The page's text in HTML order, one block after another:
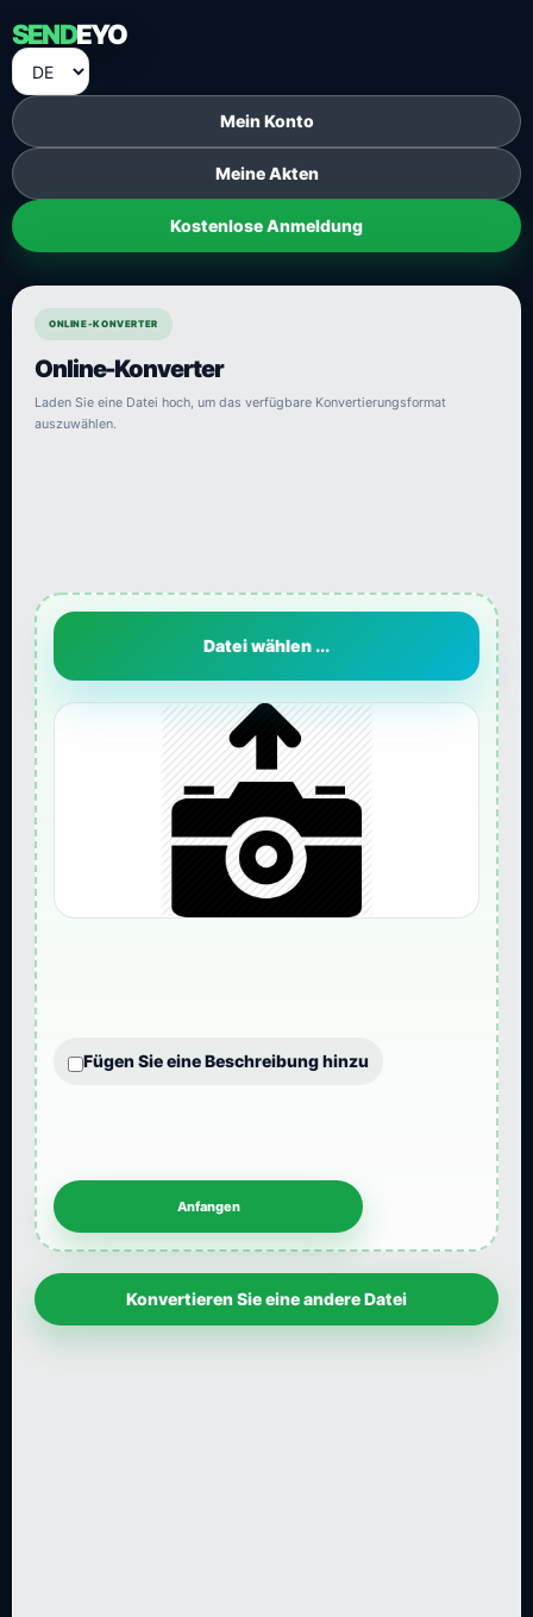
SENDEYO
Mein Konto
Meine Akten
Kostenlose Anmeldung
ONLINE-KONVERTER
Online-Konverter
Laden Sie eine Datei hoch, um das verfügbare Konvertierungsformat
auszuwählen.
Datei wählen ...
Fügen Sie eine Beschreibung hinzu
Konvertieren Sie eine andere Datei